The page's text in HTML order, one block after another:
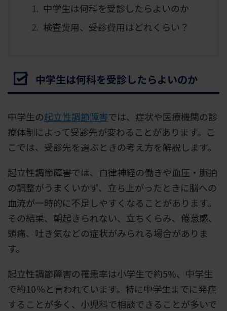
中学生は何科を受診したらよいのか
検査費用、受診費用はどれくらい？
中学生は何科を受診したらよいのか
中学生の起立性調節障害では、症状や医療機関の診
療体制によって受診先が変わることがあります。こ
こでは、受診先を選ぶときの考え方を解説します。
起立性調節障害では、自律神経の働きや血圧・脈拍
の調整がうまくいかず、立ち上がったときに脳への
血流が一時的に不足しやすくなることがあります。
その結果、朝起きられない、立ちくらみ、倦怠感、
頭痛、吐き気などの症状がみられる場合がありま
す。
起立性調節障害の罹患率は小学生で約5%、中学生
で約10％と言われています。特に中学生までに発症
することが多く、小児科で相談できることが多いで